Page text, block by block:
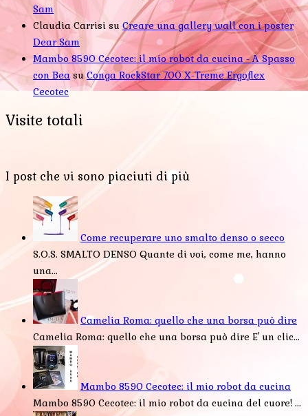
Sam
Claudia Carrisi su Creare una gallery wall con i poster
Dear Sam
Mambo 8590 Cecotec: il mio robot da cucina - A Spasso
con Bea suConga RockStar 700 X-Treme Ergoflex
Cecotec
Visite totali
I post che vi sono piaciuti di più
Come recuperare uno smalto denso o secco
S.O.S. SMALTO DENSO Quante di voi, come me, hanno
una...
Camelia Roma: quello che una borsa può dire
Camelia Roma: quello che una borsa può dire E' un clic...
Mambo 8590 Cecotec: il mio robot da cucina
Mambo 8590 Cecotec: il mio robot da cucina del cuore! ...